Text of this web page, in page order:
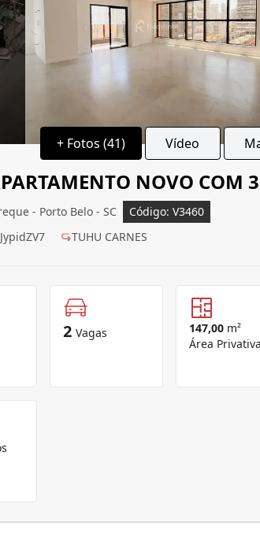
+ Fotos (41) Vídeo
NOVO COM
- Porto Belo - SC Código: V3460
TUHU CARNES
2 Vagas 147,00 m²
Área Privativa